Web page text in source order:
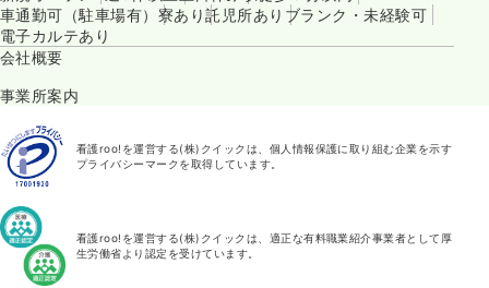
車通勤可（駐車場有） 寮あり託児所あり ブランク・未経験可
電子カルテあり
会社概要
事業所案内
看護roo!を運営する(株)クイックは、個人情報保護に取り組む企業を示す
プライバシーマークを取得しています。
看護roo!を運営する(株)クイックは、適正な有料職業紹介事業者として厚
生労働省より認定を受けています。